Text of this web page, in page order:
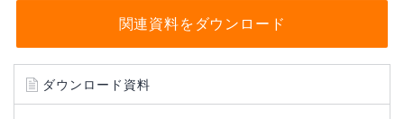
関連資料をダウンロード
ダウンロード資料